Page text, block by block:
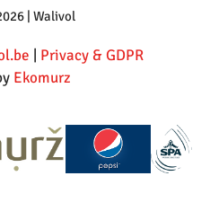
Privacy & GDPR
Ekomurz
| Walivol